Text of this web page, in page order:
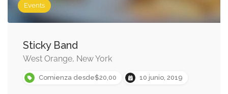
Events
Sticky Band
West Orange, New York
Comienza desde$20,00 10 junio, 2019